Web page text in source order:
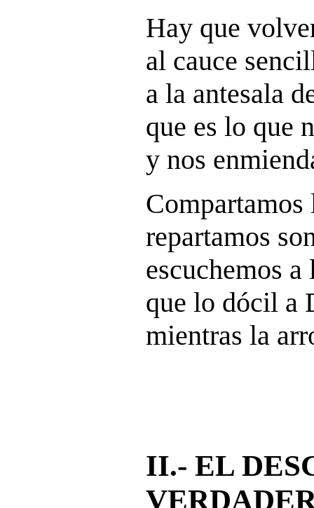
Hay que
al cauce
a la antesala
que es lo que
y nos
repartamos
escuchemos
que lo dócil a
mientras la
II.- EL